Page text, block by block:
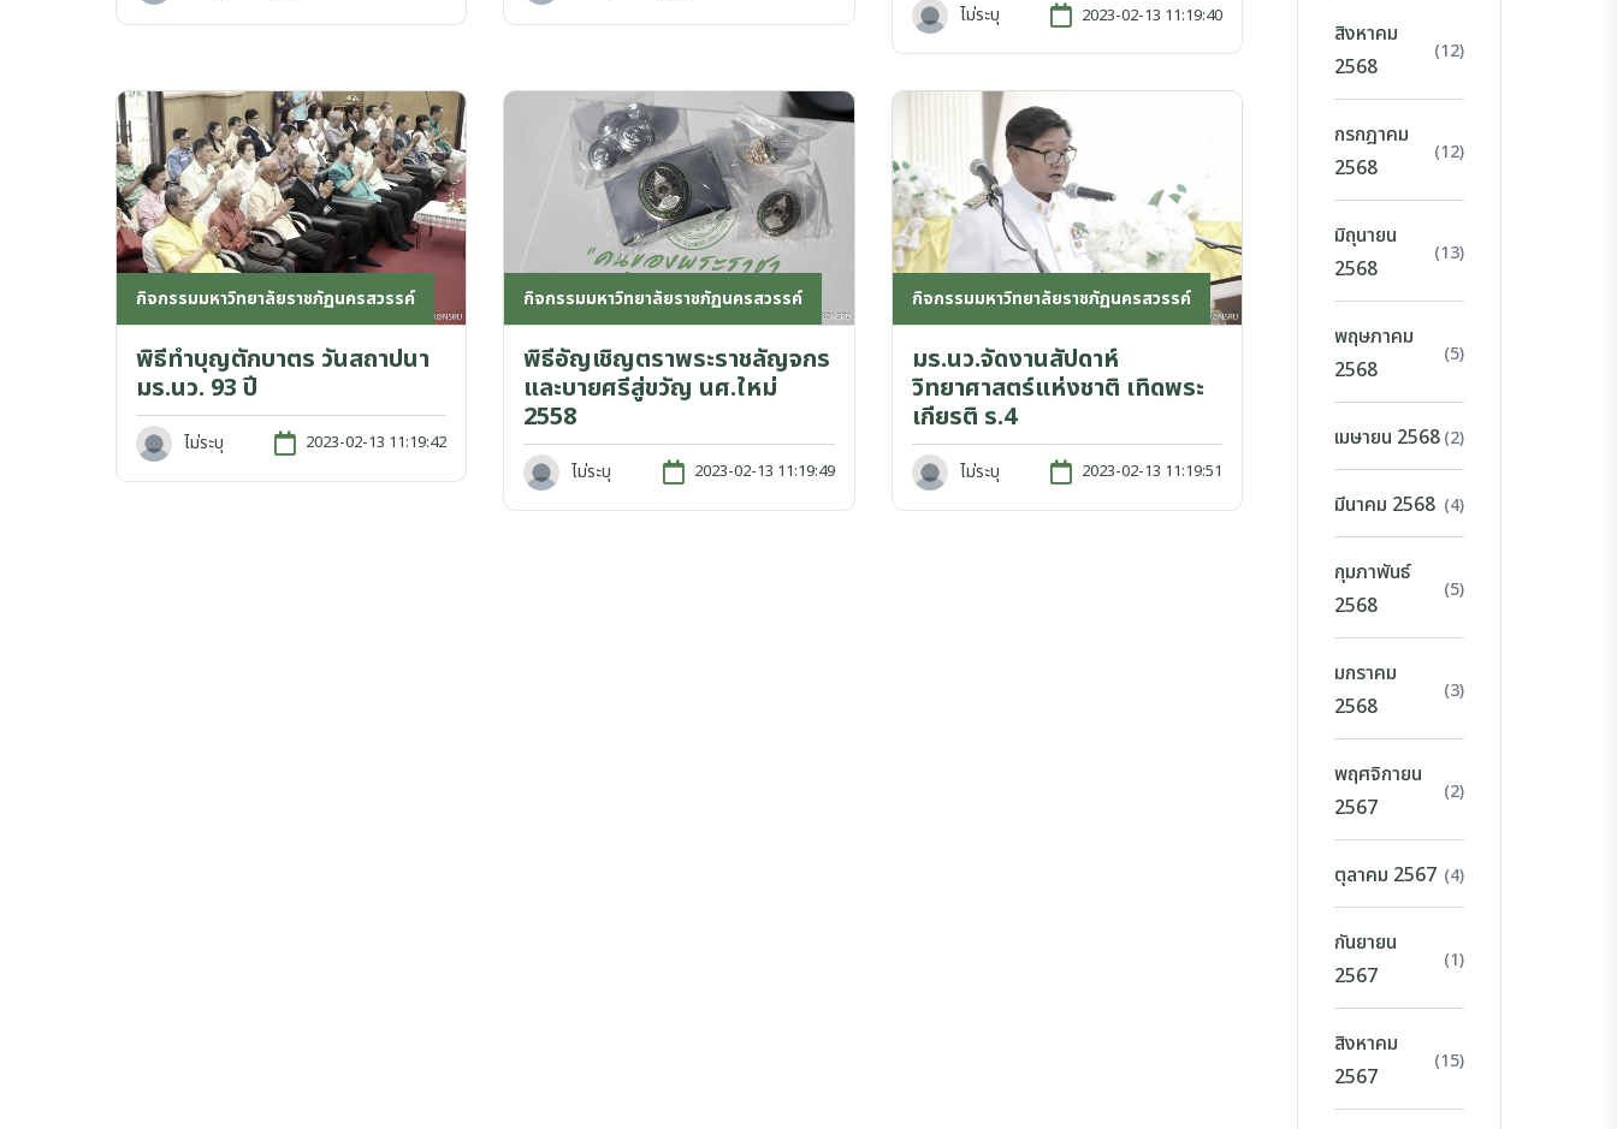
ไม่ระบุ 2023-02-13 11:19:40
กิจกรรมมหาวิทยาลัยราชภัฏนครสวรรค์
พิธีทำบุญตักบาตร วันสถาปนา
มร.นว. 93 ปี
ไม่ระบุ 2023-02-13 11:19:42
กิจกรรมมหาวิทยาลัยราชภัฏนครสวรรค์
พิธีอัญเชิญตราพระราชลัญจกร
และบายศรีสู่ขวัญ นศ.ใหม่
2558
ไม่ระบุ 2023-02-13 11:19:49
กิจกรรมมหาวิทยาลัยราชภัฏนครสวรรค์
มร.นว.จัดงานสัปดาห์
วิทยาศาสตร์แห่งชาติ เทิดพระ
เกียรติ ร.4
ไม่ระบุ 2023-02-13 11:19:51
สิงหาคม
2568
(12)
กรกฎาคม
2568
(12)
มิถุนายน
2568
(13)
พฤษภาคม
2568
(5)
เมษายน 2568(2)
มีนาคม 2568 (4)
กุมภาพันธ์
2568
(5)
มกราคม
2568
(3)
พฤศจิกายน
2567
(2)
ตุลาคม 2567 (4)
กันยายน
2567
(1)
สิงหาคม
2567
(15)